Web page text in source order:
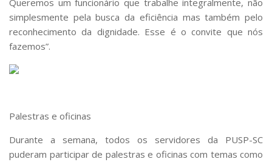
Queremos um funcionário que trabalhe integralmente, não
simplesmente pela busca da eficiência mas também pelo
reconhecimento da dignidade. Esse é o convite que nós
fazemos”.
Palestras e oficinas
Durante a semana, todos os servidores da PUSP-SC
puderam participar de palestras e oficinas com temas como